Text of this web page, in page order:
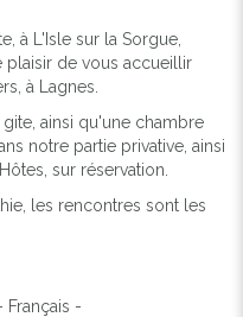
à L'Isle sur la Sorgue,
de vous accueillir
à Lagnes.
ainsi qu'une chambre
notre partie privative, ainsi
sur réservation.
les rencontres sont les
Français -